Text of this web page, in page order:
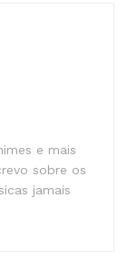
e mais
sobre os
jamais